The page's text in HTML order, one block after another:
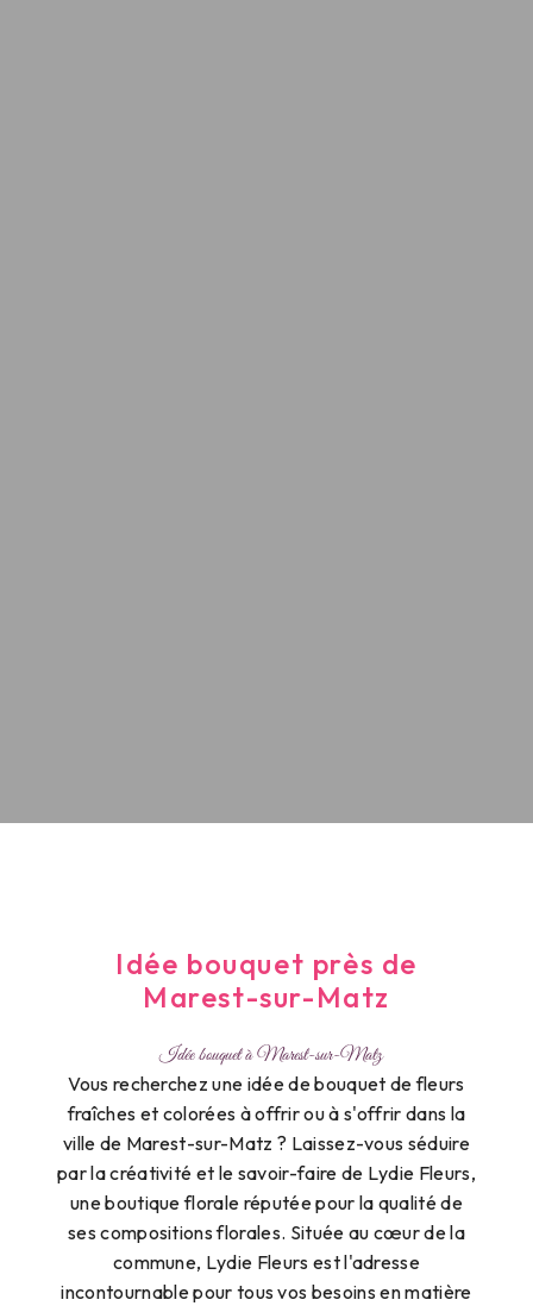
Idée bouquet près de
Marest-sur-Matz
Idée bouquet à Marest-sur-Matz
Vous recherchez une idée de bouquet de fleurs
fraîches et colorées à offrir ou à s'offrir dans la
ville de Marest-sur-Matz ? Laissez-vous séduire
par la créativité et le savoir-faire de Lydie Fleurs,
une boutique florale réputée pour la qualité de
ses compositions florales. Située au cœur de la
commune, Lydie Fleurs est l'adresse
incontournable pour tous vos besoins en matière